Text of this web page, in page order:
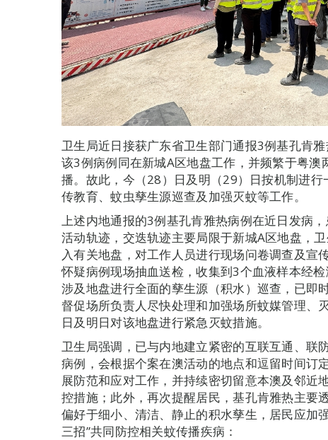
卫生局近日接获广东省卫生部门通报3例基孔肯
该3例病例同在新城A区地盘工作，并频繁于粤
播。故此，今（28）日及明（29）日按机制进
传教育、蚊虫孳生源巡查及加强灭蚊等工作。
上述内地通报的3例基孔肯雅热病例在近日发病
活动轨迹，交迭轨迹主要局限于新城A区地盘，
入有关地盘，对工作人员进行现场问卷调查及宣
怀疑病例现场抽血送检，收集到3个血液样本经
涉及地盘进行全面的孳生源（积水）巡查，已即
督促场所负责人尽快处理和加强场所蚊媒管理、
日及明日对该地盘进行紧急灭蚊措施。
卫生局强调，已与内地建立紧密的互联互通、联
病例，会根据个案在澳活动的地点和逗留时间订
展防范和应对工作，并持续密切留意本澳及邻近
控措施；此外，再次提醒居民，基孔肯雅热主要
偏好于细小、清洁、静止的积水孳生，居民应加
三招”共同防控相关蚊传播疾病：